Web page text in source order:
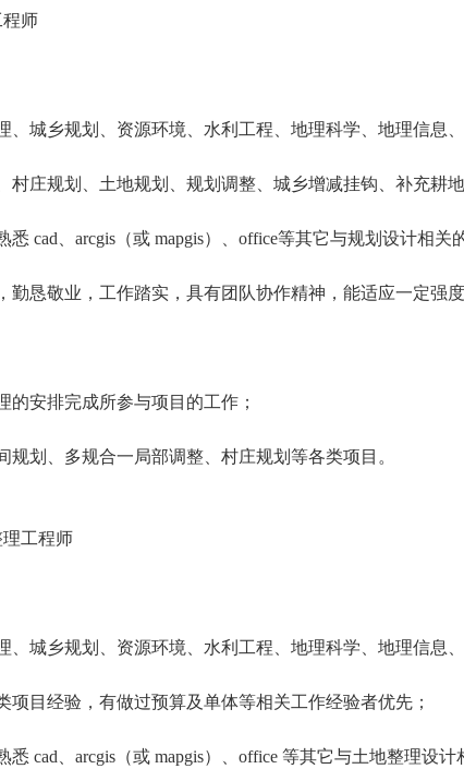
师
、城乡规划、资源环境、水利工程、地理科学、地理信息
村庄规划、土地规划、规划调整、城乡增减挂钩、补充耕
悉 cad、arcgis（或 mapgis）、office等其它与规划设计相关
勤恳敬业，工作踏实，具有团队协作精神，能适应一定强度
的安排完成所参与项目的工作；
规划、多规合一局部调整、村庄规划等各类项目。
工程师
、城乡规划、资源环境、水利工程、地理科学、地理信息
项目经验，有做过预算及单体等相关工作经验者优先；
悉 cad、arcgis（或 mapgis）、office 等其它与土地整理设